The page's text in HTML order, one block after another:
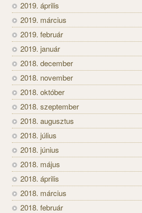
2019. április
2019. március
2019. február
2019. január
2018. december
2018. november
2018. október
2018. szeptember
2018. augusztus
2018. július
2018. június
2018. május
2018. április
2018. március
2018. február